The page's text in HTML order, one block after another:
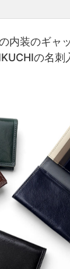
内装のギャ
の名刺